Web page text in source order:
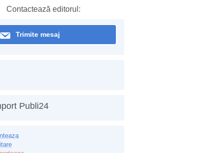
Contactează editorul:
Trimite mesaj
Publi24